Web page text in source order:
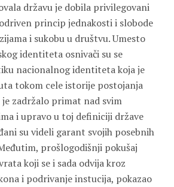
državu je dobila privilegovani
princip jednakosti i slobode
i sukobu u društvu. Umesto
identiteta osnivači su se
nacionalnog identiteta koja je
tokom cele istorije postojanja
je zadržalo primat nad svim
i upravo u toj definiciji države
su videli garant svojih posebnih
prošlogodišnji pokušaj
koji se i sada odvija kroz
i podrivanje instucija, pokazao